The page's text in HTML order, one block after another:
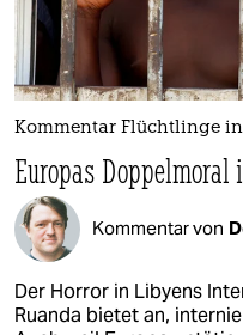
Kommentar Flüchtlinge
Europas
Kommentar von
Der Horror in Libyens
Ruanda bietet an,